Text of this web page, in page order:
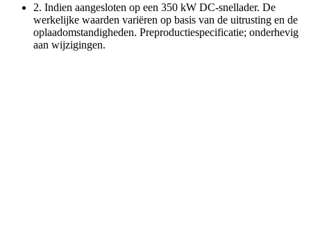
2. Indien aangesloten op een 350 kW DC-snellader. De
werkelijke waarden variëren op basis van de uitrusting en de
oplaadomstandigheden. Preproductiespecificatie; onderhevig
aan wijzigingen.